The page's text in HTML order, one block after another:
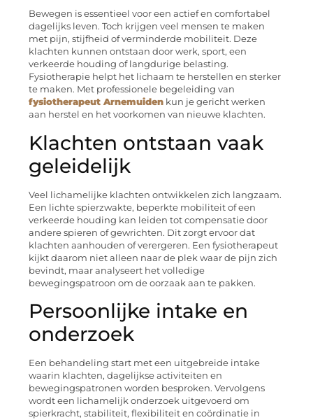
Bewegen is essentieel voor een actief en comfortabel
dagelijks leven. Toch krijgen veel mensen te maken
met pijn, stijfheid of verminderde mobiliteit. Deze
klachten kunnen ontstaan door werk, sport, een
verkeerde houding of langdurige belasting.
Fysiotherapie helpt het lichaam te herstellen en sterker
te maken. Met professionele begeleiding van
fysiotherapeut Arnemuiden kun je gericht werken
aan herstel en het voorkomen van nieuwe klachten.
Klachten ontstaan vaak
geleidelijk
Veel lichamelijke klachten ontwikkelen zich langzaam.
Een lichte spierzwakte, beperkte mobiliteit of een
verkeerde houding kan leiden tot compensatie door
andere spieren of gewrichten. Dit zorgt ervoor dat
klachten aanhouden of verergeren. Een fysiotherapeut
kijkt daarom niet alleen naar de plek waar de pijn zich
bevindt, maar analyseert het volledige
bewegingspatroon om de oorzaak aan te pakken.
Persoonlijke intake en
onderzoek
Een behandeling start met een uitgebreide intake
waarin klachten, dagelijkse activiteiten en
bewegingspatronen worden besproken. Vervolgens
wordt een lichamelijk onderzoek uitgevoerd om
spierkracht, stabiliteit, flexibiliteit en coördinatie in